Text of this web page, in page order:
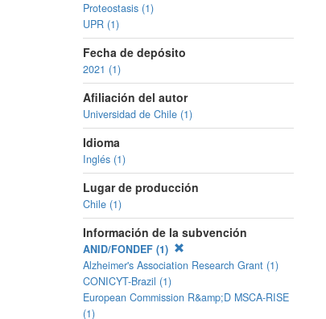
Proteostasis (1)
UPR (1)
Fecha de depósito
2021 (1)
Afiliación del autor
Universidad de Chile (1)
Idioma
Inglés (1)
Lugar de producción
Chile (1)
Información de la subvención
ANID/FONDEF (1)
Alzheimer's Association Research Grant (1)
CONICYT-Brazil (1)
European Commission R&amp;D MSCA-RISE
(1)